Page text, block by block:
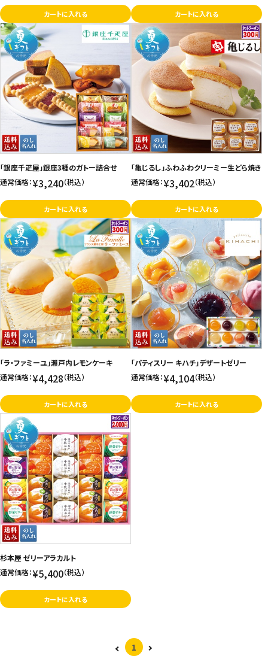
カートに入れる カートに入れる
「銀座千疋屋」銀座3種のガトー詰合せ
通常価格：¥3,240（税込）
カートに入れる
「亀じるし」ふわふわクリーミー生どら焼き
通常価格：¥3,402（税込）
カートに入れる
「ラ・ファミーユ」瀬戸内レモンケーキ
通常価格：¥4,428（税込）
カートに入れる
「パティスリー キハチ」デザートゼリー
通常価格：¥4,104（税込）
カートに入れる
杉本屋 ゼリーアラカルト
通常価格：¥5,400（税込）
カートに入れる
1